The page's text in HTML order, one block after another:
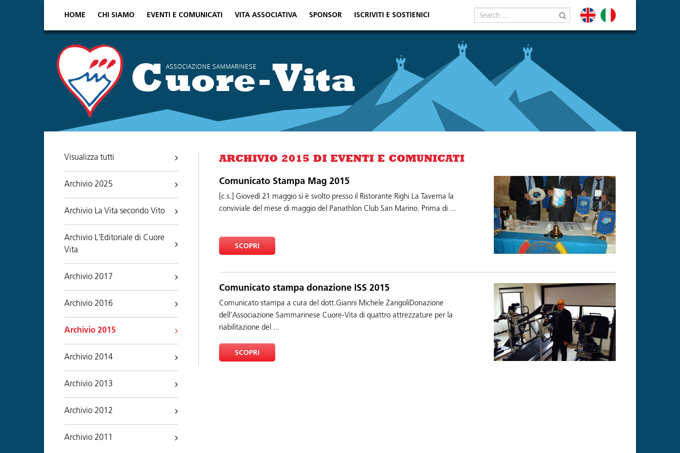
HOME CHI SIAMO EVENTI E COMUNICATI VITA ASSOCIATIVA SPONSOR ISCRIVITI E SOSTIENICI
Search
for
Visualizza tutti
Archivio 2025
Archivio La Vita secondo Vito
Archivio L'Editoriale di Cuore
Vita
Archivio 2017
Archivio 2016
Archivio 2015
Archivio 2014
Archivio 2013
Archivio 2012
Archivio 2011
ARCHIVIO 2015 DI EVENTI E COMUNICATI
Comunicato Stampa Mag 2015
[c.s.] Giovedì 21 maggio si è svolto presso il Ristorante Righi La Taverna la
conviviale del mese di maggio del Panathlon Club San Marino. Prima di ...
SCOPRI
Comunicato stampa donazione ISS 2015
Comunicato stampa a cura del dott.Gianni Michele ZangoliDonazione
dell’Associazione Sammarinese Cuore-Vita di quattro attrezzature per la
riabilitazione del ...
SCOPRI